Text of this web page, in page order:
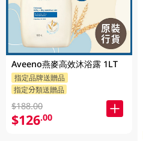
Aveeno燕麥高效沐浴露 1LT
指定品牌送贈品
指定分類送贈品
$188.00
$126.00